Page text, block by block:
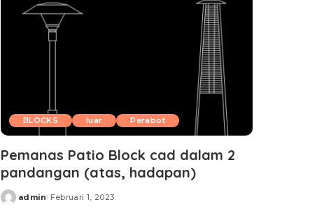
BLOCKS luar Perabot
Pemanas Patio Block cad dalam 2
pandangan (atas, hadapan)
Posted
admin Februari 1, 2023